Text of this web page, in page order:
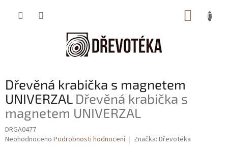
Dřevěná krabička s magnetem
UNIVERZAL Dřevěná krabička s
magnetem UNIVERZAL
DRGA0477
Průměrné
Neohodnoceno Podrobnosti hodnocení Značka: Dřevotéka